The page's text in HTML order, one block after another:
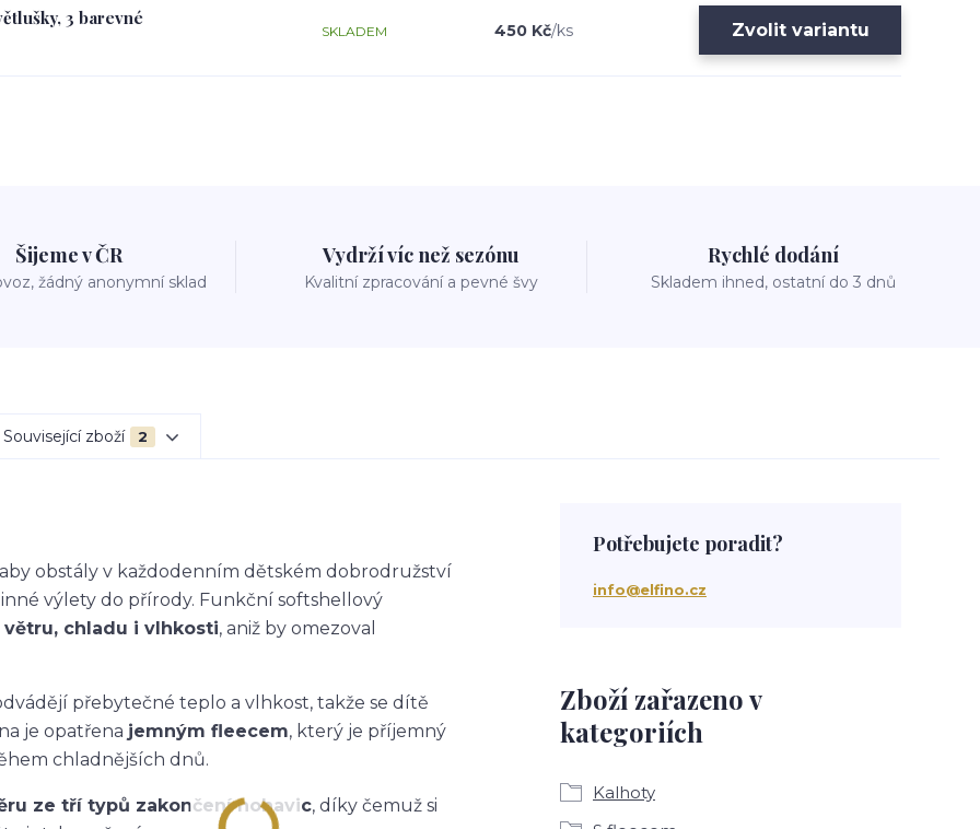
3 barevné
450 Kč/ks
SKLADEM Zvolit variantu
Šijeme v ČR
žádný anonymní sklad
Vydrží víc než sezónu
Kvalitní zpracování a pevné švy
Rychlé dodání
Skladem ihned, ostatní do 3 dnů
Související zboží 2
obstály v každodenním dětském dobrodružství
výlety do přírody. Funkční softshellový
chladu i vlhkosti, aniž by omezoval
přebytečné teplo a vlhkost, takže se dítě
je opatřena jemným fleecem, který je příjemný
chladnějších dnů.
ze tří typů zakončení nohavic, díky čemuž si
Zboží zařazeno v
kategoriích
Kalhoty
Potřebujete poradit?
info@elfino.cz